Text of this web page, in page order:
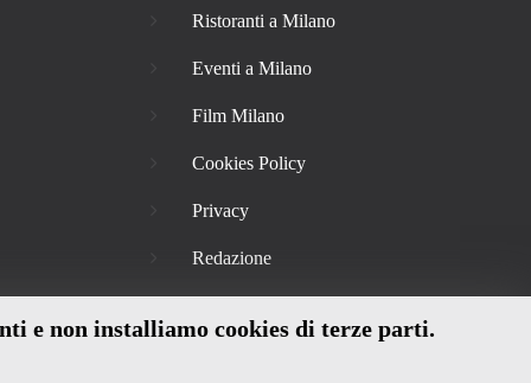
e non installiamo cookies di terze parti.
Ristoranti a Milano
Eventi a Milano
Film Milano
Cookies Policy
Privacy
Redazione